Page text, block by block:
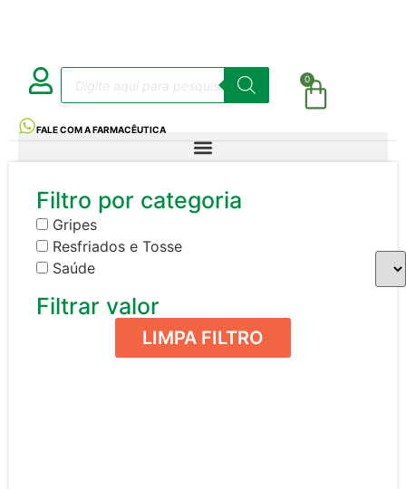
0
FALE COM A FARMACÊUTICA
Filtro por categoria
Gripes
Resfriados e Tosse
Saúde
Filtrar valor
LIMPA FILTRO